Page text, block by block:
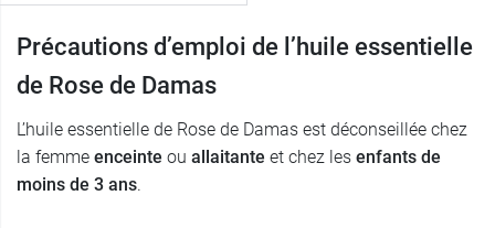
Précautions d’emploi de l’huile essentielle
de Rose de Damas
L’huile essentielle de Rose de Damas est déconseillée chez
la femme enceinte ou allaitante et chez les enfants de
moins de 3 ans.